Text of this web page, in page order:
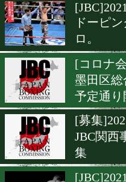
2021
▶ 新着 KO KiNG
ドー
ロ。
[コロ
墨
予定